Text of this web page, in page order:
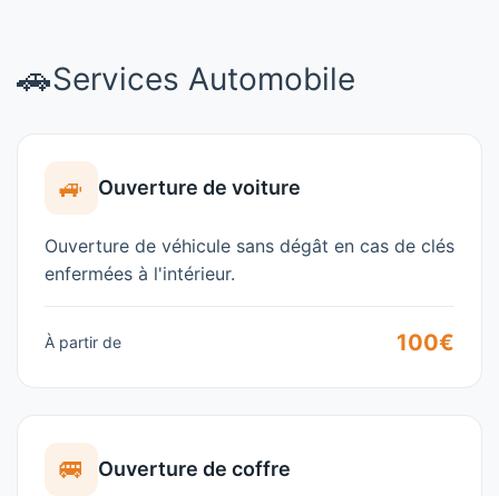
🚗Services Automobile
🚙 Ouverture de voiture
Ouverture de véhicule sans dégât en cas de clés
enfermées à l'intérieur.
À partir de 100€
🚐 Ouverture de coffre